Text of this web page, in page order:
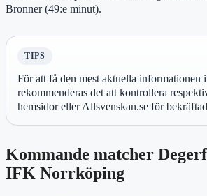
Bronner (49:e minut).
TIPS
För att få den mest aktuella informationen
rekommenderas det att kontrollera
hemsidor eller Allsvenskan.se för
Kommande matcher
IFK Norrköping